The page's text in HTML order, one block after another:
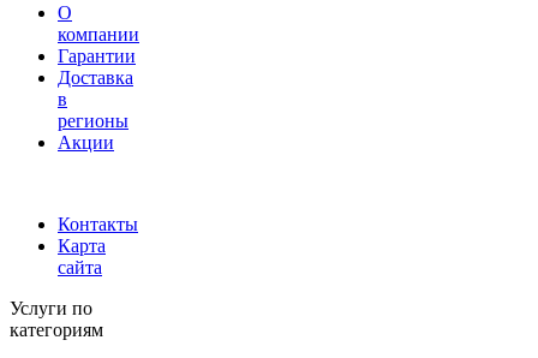
О
компании
Гарантии
Доставка
в
регионы
Акции
Контакты
Карта
сайта
Услуги по
категориям